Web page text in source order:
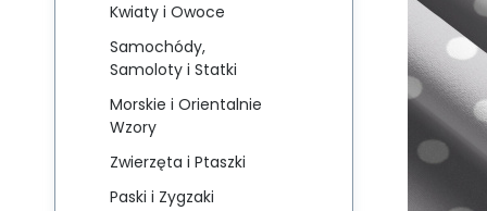
Kwiaty i Owoce
Samochódy,
Samoloty i Statki
Morskie i Orientalnie
Wzory
Zwierzęta i Ptaszki
Paski i Zygzaki